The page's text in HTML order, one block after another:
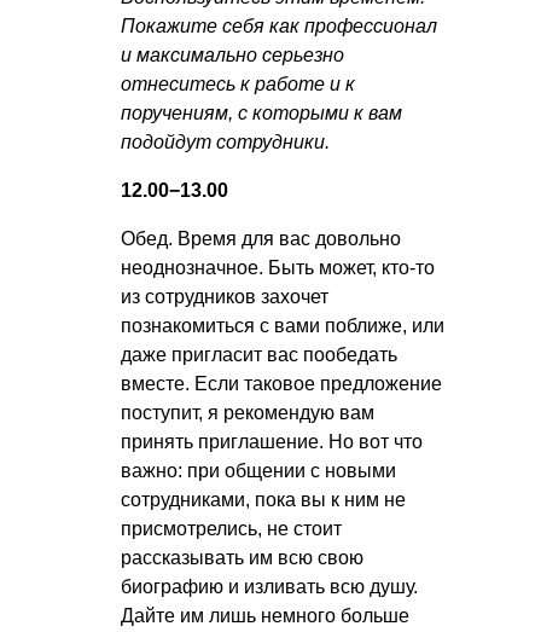
Покажите себя как профессионал
и максимально серьезно
отнеситесь к работе и к
поручениям, с которыми к вам
подойдут сотрудники.
12.00−13.00
Обед. Время для вас довольно
неоднозначное. Быть может, кто-то
из сотрудников захочет
познакомиться с вами поближе, или
даже пригласит вас пообедать
вместе. Если таковое предложение
поступит, я рекомендую вам
принять приглашение. Но вот что
важно: при общении с новыми
сотрудниками, пока вы к ним не
присмотрелись, не стоит
рассказывать им всю свою
биографию и изливать всю душу.
Дайте им лишь немного больше